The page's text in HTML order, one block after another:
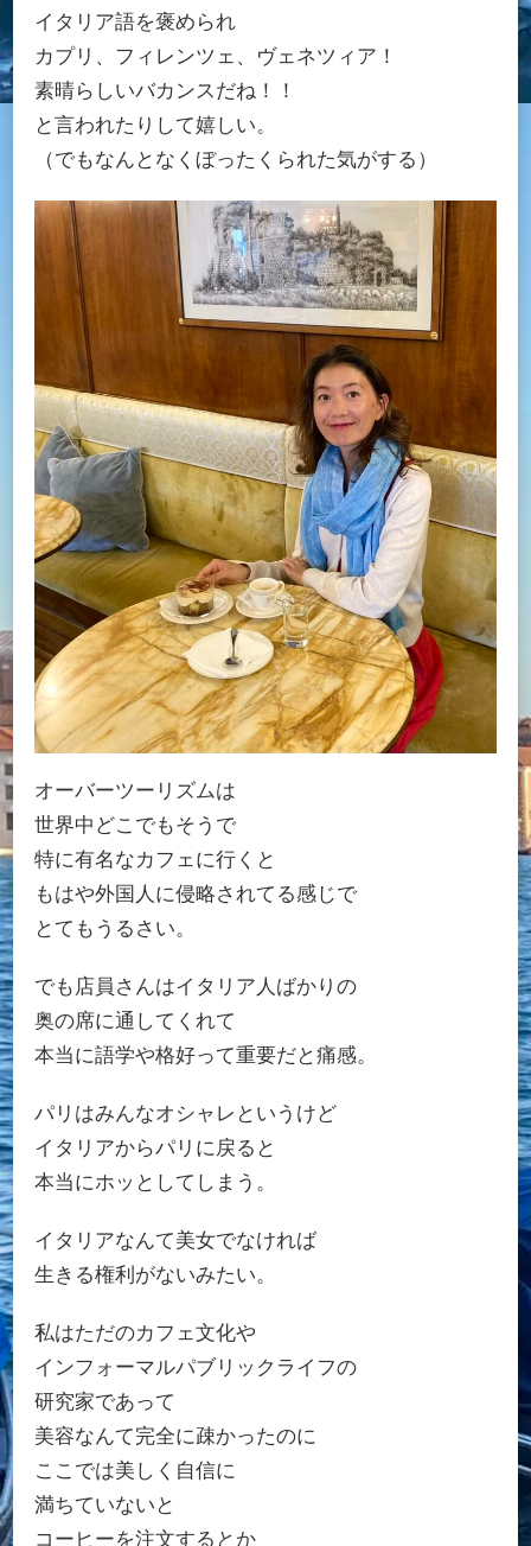
イタリア語を褒められ
カプリ、フィレンツェ、ヴェネツィア！
素晴らしいバカンスだね！！
と言われたりして嬉しい。
（でもなんとなくぼったくられた気がする）
オーバーツーリズムは
世界中どこでもそうで
特に有名なカフェに行くと
もはや外国人に侵略されてる感じで
とてもうるさい。
でも店員さんはイタリア人ばかりの
奥の席に通してくれて
本当に語学や格好って重要だと痛感。
パリはみんなオシャレというけど
イタリアからパリに戻ると
本当にホッとしてしまう。
イタリアなんて美女でなければ
生きる権利がないみたい。
私はただのカフェ文化や
インフォーマルパブリックライフの
研究家であって
美容なんて完全に疎かったのに
ここでは美しく自信に
満ちていないと
コーヒーを注文するとか